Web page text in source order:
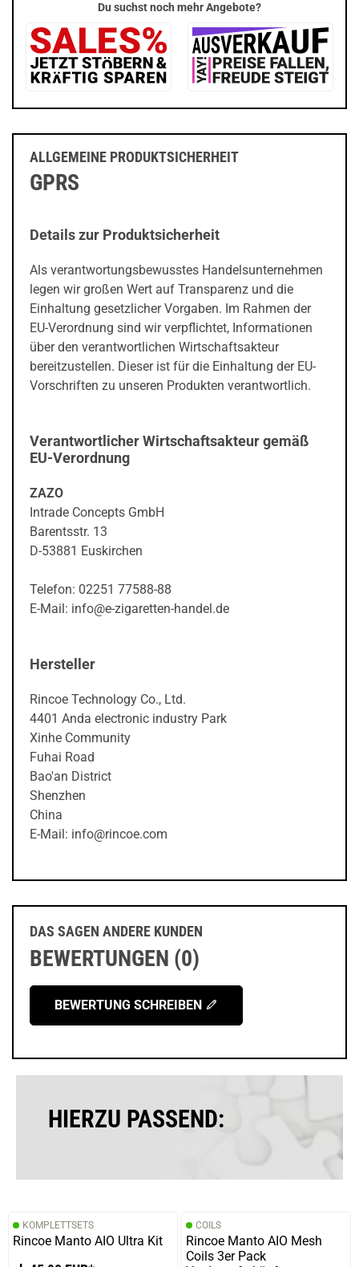
Du suchst noch mehr Angebote?
ALLGEMEINE PRODUKTSICHERHEIT
GPRS
Details zur Produktsicherheit
Als verantwortungsbewusstes Handelsunternehmen
legen wir großen Wert auf Transparenz und die
Einhaltung gesetzlicher Vorgaben. Im Rahmen der
EU-Verordnung sind wir verpflichtet, Informationen
über den verantwortlichen Wirtschaftsakteur
bereitzustellen. Dieser ist für die Einhaltung der EU-
Vorschriften zu unseren Produkten verantwortlich.
Verantwortlicher Wirtschaftsakteur gemäß
EU-Verordnung
ZAZO
Intrade Concepts GmbH
Barentsstr. 13
D-53881 Euskirchen
Telefon: 02251 77588-88
E-Mail: info@e-zigaretten-handel.de
Hersteller
Rincoe Technology Co., Ltd.
4401 Anda electronic industry Park
Xinhe Community
Fuhai Road
Bao'an District
Shenzhen
China
E-Mail: info@rincoe.com
DAS SAGEN ANDERE KUNDEN
BEWERTUNGEN (0)
BEWERTUNG SCHREIBEN
HIERZU PASSEND:
KOMPLETTSETS
Rincoe Manto AIO Ultra Kit
COILS
Rincoe Manto AIO Mesh
Coils 3er Pack